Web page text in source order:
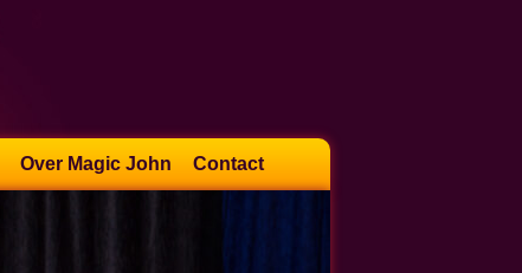
Over Magic John Contact